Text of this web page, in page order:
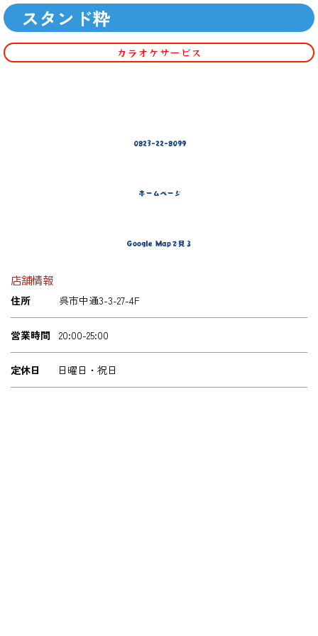
スタンド粋
カラオケサービス
0823-22-8099
ホームページ
Google Mapで見る
店舗情報
住所 呉市中通3-3-27-4F
営業時間 20:00-25:00
定休日 日曜日・祝日